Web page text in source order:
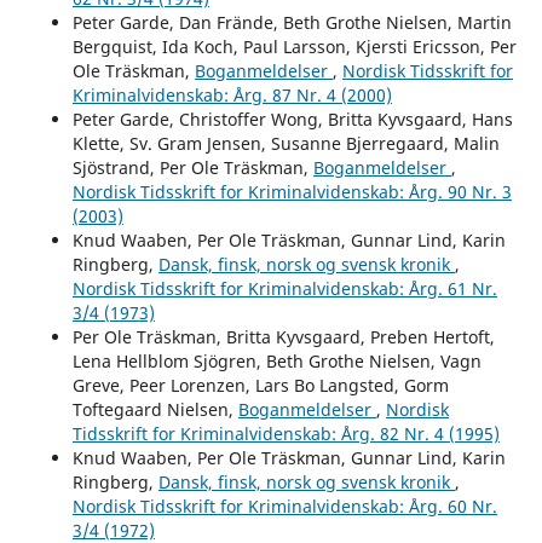
Peter Garde, Dan Frände, Beth Grothe Nielsen, Martin
Bergquist, Ida Koch, Paul Larsson, Kjersti Ericsson, Per
Ole Träskman, Boganmeldelser , Nordisk Tidsskrift for
Kriminalvidenskab: Årg. 87 Nr. 4 (2000)
Peter Garde, Christoffer Wong, Britta Kyvsgaard, Hans
Klette, Sv. Gram Jensen, Susanne Bjerregaard, Malin
Sjöstrand, Per Ole Träskman, Boganmeldelser ,
Nordisk Tidsskrift for Kriminalvidenskab: Årg. 90 Nr. 3
(2003)
Knud Waaben, Per Ole Träskman, Gunnar Lind, Karin
Ringberg, Dansk, finsk, norsk og svensk kronik ,
Nordisk Tidsskrift for Kriminalvidenskab: Årg. 61 Nr.
3/4 (1973)
Per Ole Träskman, Britta Kyvsgaard, Preben Hertoft,
Lena Hellblom Sjögren, Beth Grothe Nielsen, Vagn
Greve, Peer Lorenzen, Lars Bo Langsted, Gorm
Toftegaard Nielsen, Boganmeldelser , Nordisk
Tidsskrift for Kriminalvidenskab: Årg. 82 Nr. 4 (1995)
Knud Waaben, Per Ole Träskman, Gunnar Lind, Karin
Ringberg, Dansk, finsk, norsk og svensk kronik ,
Nordisk Tidsskrift for Kriminalvidenskab: Årg. 60 Nr.
3/4 (1972)